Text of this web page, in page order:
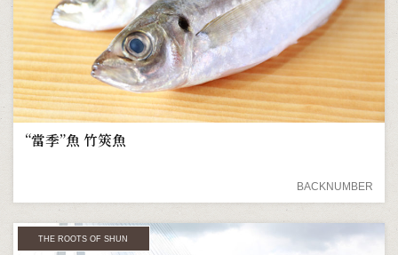
“當季”魚 竹筴魚
BACKNUMBER
THE ROOTS OF SHUN